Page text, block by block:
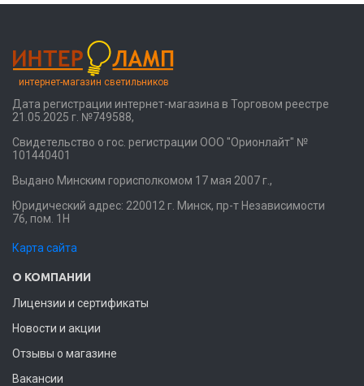
интернет-магазин светильников
Дата регистрации интернет-магазина в Торговом реестре
21.05.2025 г. №749588,
Свидетельство о гос. регистрации ООО "Орионлайт" №
101440401
Выдано Минским горисполкомом 17 мая 2007 г.,
Юридический адрес: 220012 г. Минск, пр-т Независимости
76, пом. 1Н
Карта сайта
О КОМПАНИИ
Лицензии и сертификаты
Новости и акции
Отзывы о магазине
Вакансии